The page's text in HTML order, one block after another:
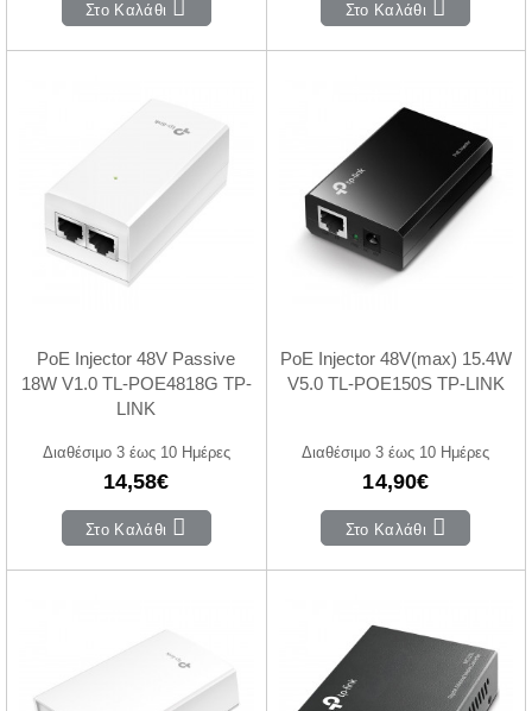
Στο Καλάθι Στο Καλάθι
PoE Injector 48V Passive
18W V1.0 TL-POE4818G TP-
LINK
Διαθέσιμο 3 έως 10 Ημέρες
14,58€
Στο Καλάθι
PoE Injector 48V(max) 15.4W
V5.0 TL-POE150S TP-LINK
Διαθέσιμο 3 έως 10 Ημέρες
14,90€
Στο Καλάθι